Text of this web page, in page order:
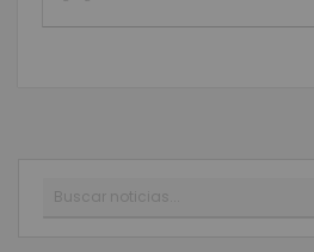
Buscar